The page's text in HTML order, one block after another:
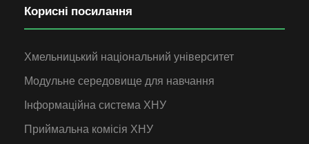
Корисні посилання
Хмельницький національний університет
Модульне середовище для навчання
Інформаційна система ХНУ
Приймальна комісія ХНУ